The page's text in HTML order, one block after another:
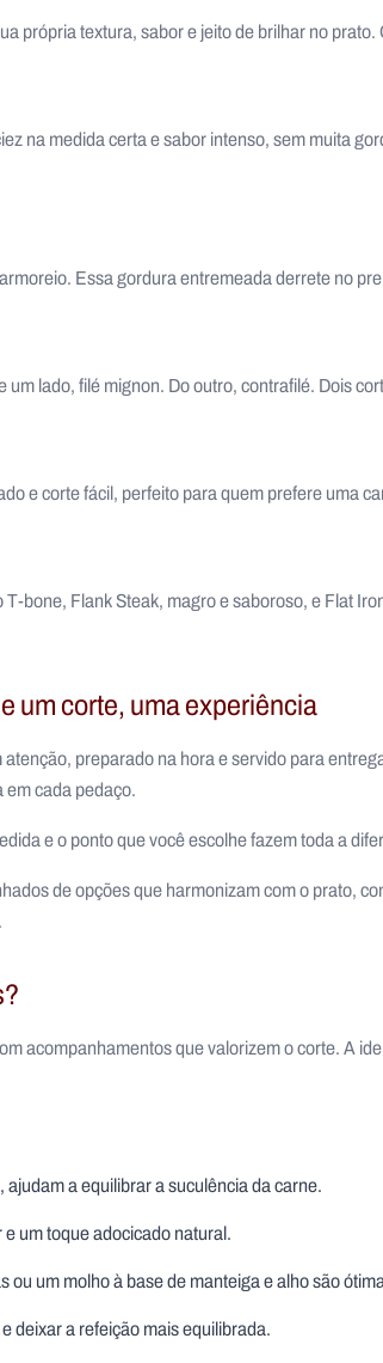
própria textura, sabor e jeito de brilhar no
na medida certa e sabor intenso, sem muita
Essa gordura entremeada derrete no
um lado, filé mignon. Do outro, contrafilé. Dois
e corte fácil, perfeito para quem prefere uma
bone, Flank Steak, magro e saboroso, e Flat
um corte, uma experiência
preparado na hora e servido para
cada pedaço.
e o ponto que você escolhe fazem toda a
de opções que harmonizam com o prato,
acompanhamentos que valorizem o corte. A
ajudam a equilibrar a suculência da carne.
um toque adocicado natural.
ou um molho à base de manteiga e alho são
deixar a refeição mais equilibrada.